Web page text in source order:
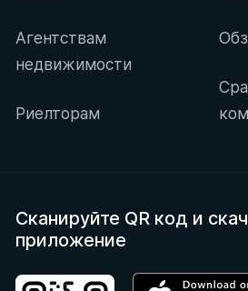
Агентствам
недвижимости
Риелторам
Сканируйте QR код и
приложение